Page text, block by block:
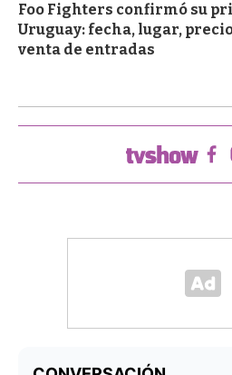
Foo Fighters confirmó su
Uruguay: fecha, lugar,
venta de entradas